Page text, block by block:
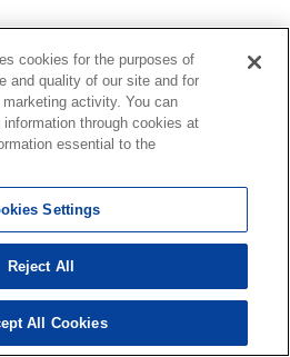
ちゃ屋
用品店
店
電話販売店
ーツ用品店
cookies for the purposes of
and quality of our site and for
activity. You can
through cookies at
essential to the
Settings
Reject All
All Cookies